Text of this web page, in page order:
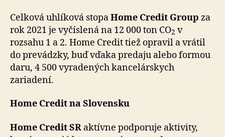
Celková uhlíková stopaHome Credit Group za
rok 2021 je vyčíslená na 12 000 ton CO2 v
rozsahu 1 a 2. Home Credit tiež opravil a vrátil
do prevádzky, buď vďaka predaju alebo formou
daru, 4 500 vyradených kancelárskych
zariadení.
Home Credit na Slovensku
Home Credit SR aktívne podporuje aktivity,